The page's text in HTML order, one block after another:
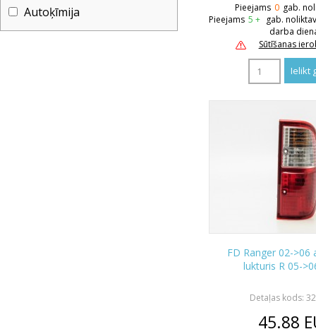
Autoķīmija Pieejams 0 gab.
Pieejams 5 + gab.
darba
Sūtīšanas
FD Ranger 02->06
lukturis R 05-
Detaļas kods:
45.88